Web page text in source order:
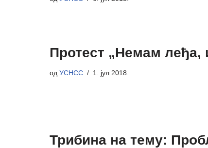
Протест „Немам леђа,
од УСНСС 1. јул 2018.
Трибина на тему: